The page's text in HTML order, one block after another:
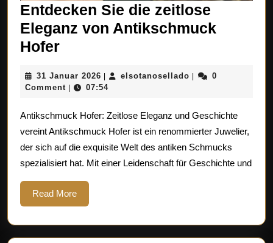
Entdecken Sie die zeitlose
Eleganz von Antikschmuck
HoferEntdecken
die
Eleganz
von
Antikschmuck
31 Januar 2026 31
Januar
| elsotanosellado elsotanosellado
|
0
Comment | 07:54
Antikschmuck Hofer: Zeitlose Eleganz und Geschichte
vereint Antikschmuck Hofer ist ein renommierter Juwelier,
der sich auf die exquisite Welt des antiken Schmucks
spezialisiert hat. Mit einer Leidenschaft für Geschichte und
Read MoreRead
More